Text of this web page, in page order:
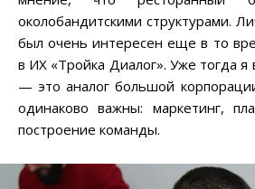
околобандитскими структурами.
был очень интересен еще в то
в ИХ «Тройка Диалог». Уже тогда я
— это аналог большой
одинаково важны: маркетинг,
построение команды.